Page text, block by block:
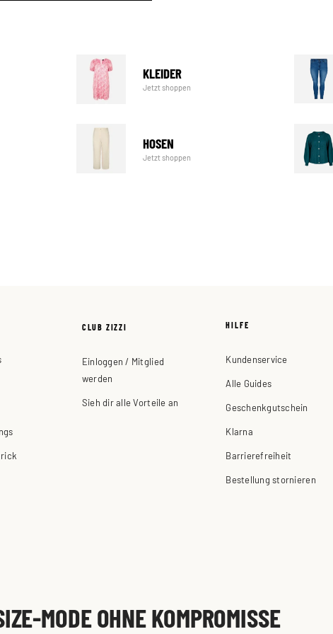
KLEIDER
Jetzt shoppen
HOSEN
Jetzt shoppen
CLUB ZIZZI
Einloggen / Mitglied
werden
Sieh dir alle Vorteile an
HILFE
Kundenservice
Alle Guides
Geschenkgutschein
Klarna
Barrierefreiheit
Bestellung stornieren
MODE OHNE KOMPROMISSE